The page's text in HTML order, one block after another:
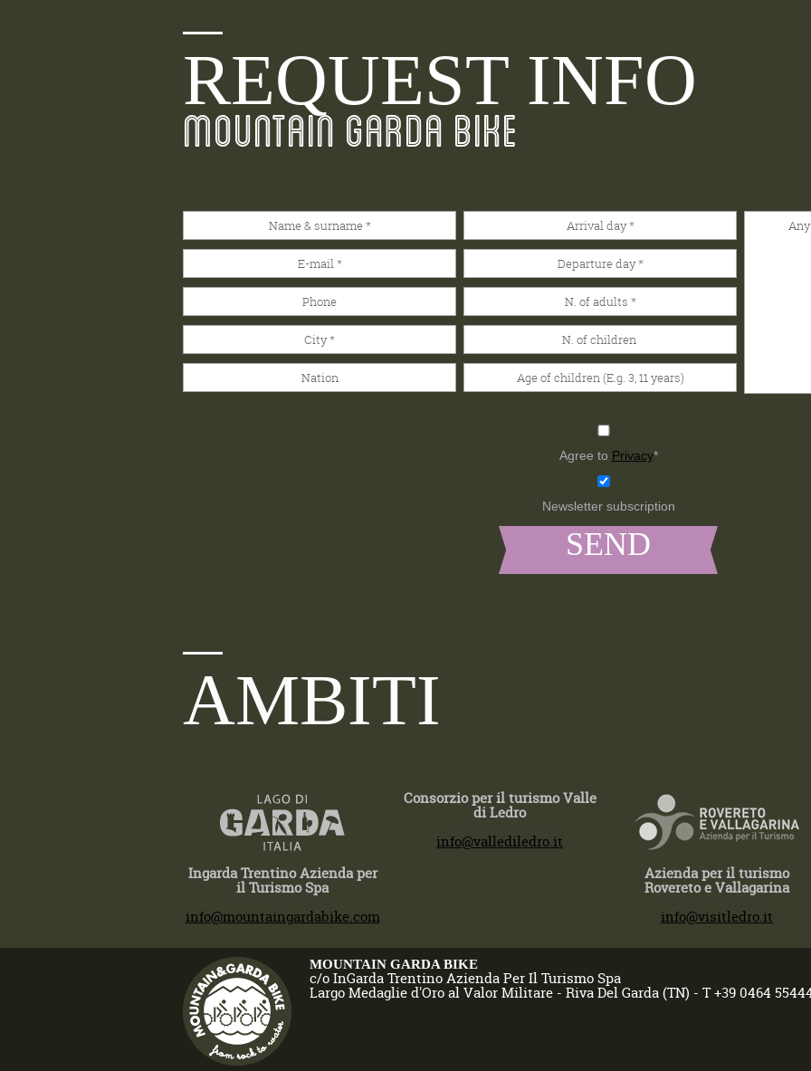
REQUEST INFO
MOUNTAIN GARDA BIKE
Agree to Privacy*
Newsletter subscription
AMBITI
Ingarda Trentino Azienda per
il Turismo Spa
info@mountaingardabike.com
Consorzio per il turismo Valle
di Ledro
info@vallediledro.it
Azienda per il turismo
Rovereto e Vallagarina
info@visitledro.it
MOUNTAIN GARDA BIKE
c/o InGarda Trentino Azienda Per Il Turismo Spa
Largo Medaglie d'Oro al Valor Militare - Riva Del Garda (TN) - T +39 0464